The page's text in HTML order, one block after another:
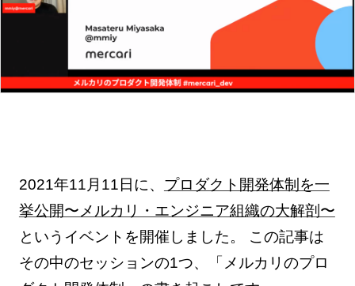
2021年11月11日に、 プロダクト開発体制を一
挙公開〜メルカリ・エンジニア組織の大解剖〜
というイベントを開催しました。 この記事は
その中のセッションの1つ、「メルカリのプロ